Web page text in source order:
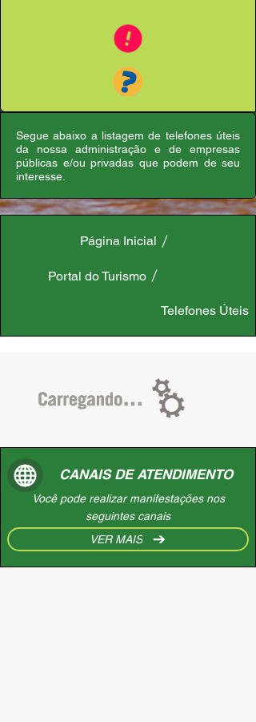
Segue abaixo a listagem de telefones úteis
da nossa administração e de empresas
públicas e/ou privadas que podem de seu
interesse.
Página Inicial
Portal do Turismo
Telefones Úteis
CANAIS DE ATENDIMENTO
Você pode realizar manifestações nos
seguintes canais
VER MAIS